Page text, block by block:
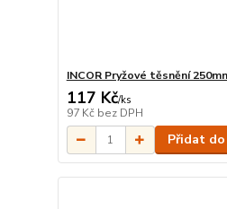
INCOR Pryžové těsnění
117 Kč/ks
97 Kč bez DPH
Přidat